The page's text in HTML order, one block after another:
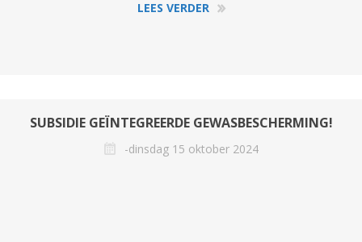
LEES VERDER
SUBSIDIE GEÏNTEGREERDE GEWASBESCHERMING!
-dinsdag 15 oktober 2024